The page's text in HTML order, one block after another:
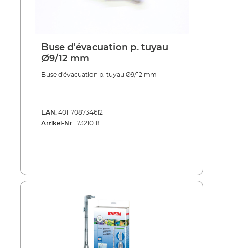
Buse d'évacuation p. tuyau
Ø9/12 mm
Buse d'évacuation p. tuyau Ø9/12 mm
EAN: 4011708734612
Artikel-Nr.: 7321018